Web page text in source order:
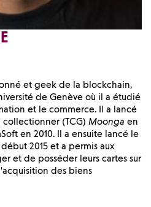
et geek de la blockchain,
de Genève où il a étudié
et le commerce. Il a lancé
(TCG) Moonga en
en 2010. Il a ensuite lancé le
début 2015 et a permis aux
et de posséder leurs cartes sur
des biens